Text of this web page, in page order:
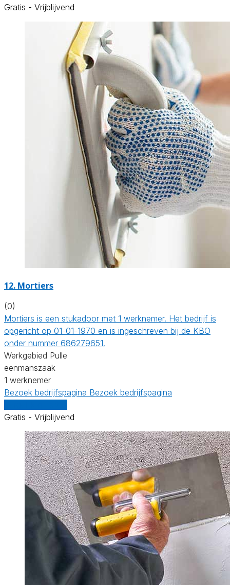
Gratis - Vrijblijvend
12. Mortiers
(0)
Mortiers is een stukadoor met 1 werknemer. Het bedrijf is
opgericht op 01-01-1970 en is ingeschreven bij de KBO
onder nummer 686279651.
Werkgebied Pulle
eenmanszaak
1 werknemer
Bezoek bedrijfspagina Bezoek bedrijfspagina
Gratis - Vrijblijvend